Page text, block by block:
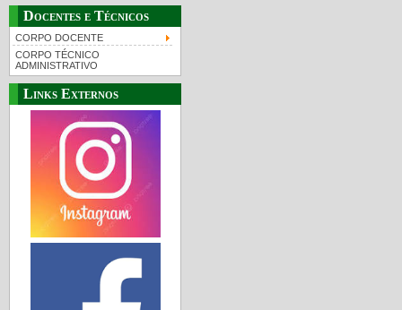
Docentes e Técnicos
CORPO DOCENTE
CORPO TÉCNICO
ADMINISTRATIVO
Links Externos